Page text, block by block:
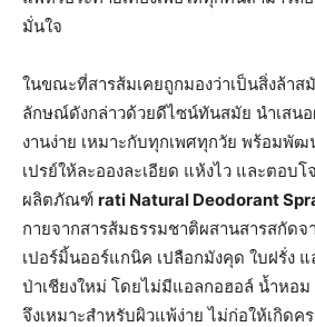
มั่นใจ
ในขณะที่สารส้มเคยถูกมองว่าเป็นสิ่งล้าส
ลักษณ์ดังกล่าวด้วยดีไซน์ทันสมัย นำเส
งานง่าย เหมาะกับทุกเพศทุกวัย พร้อมพั
เปรย์ให้ละอองละเอียด แห้งไว และตอบโ
ผลิตภัณฑ์ rati Natural Deodorant
กายจากสารส้มธรรมชาติผสานสารสกัดจ
เปอร์มิ้นออร์แกนิค เปลือกมังคุด ใบฝรั่ง
ป่าเชียงใหม่ โดยไม่มีแอลกอฮอล์ น้ำหอม
จึงเหมาะสำหรับผิวแพ้ง่าย ไม่ก่อให้เกิดค